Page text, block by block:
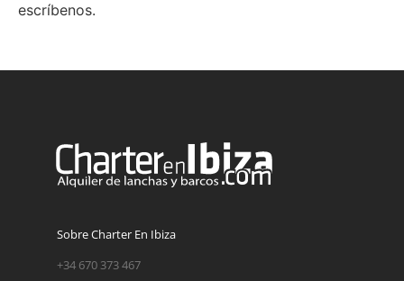
escríbenos.
Sobre Charter En Ibiza
+34 670 373 467